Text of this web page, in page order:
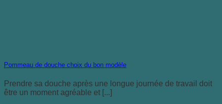
Pommeau de douche choix du bon modèle
Prendre sa douche après une longue journée de travail doit
être un moment agréable et [...]